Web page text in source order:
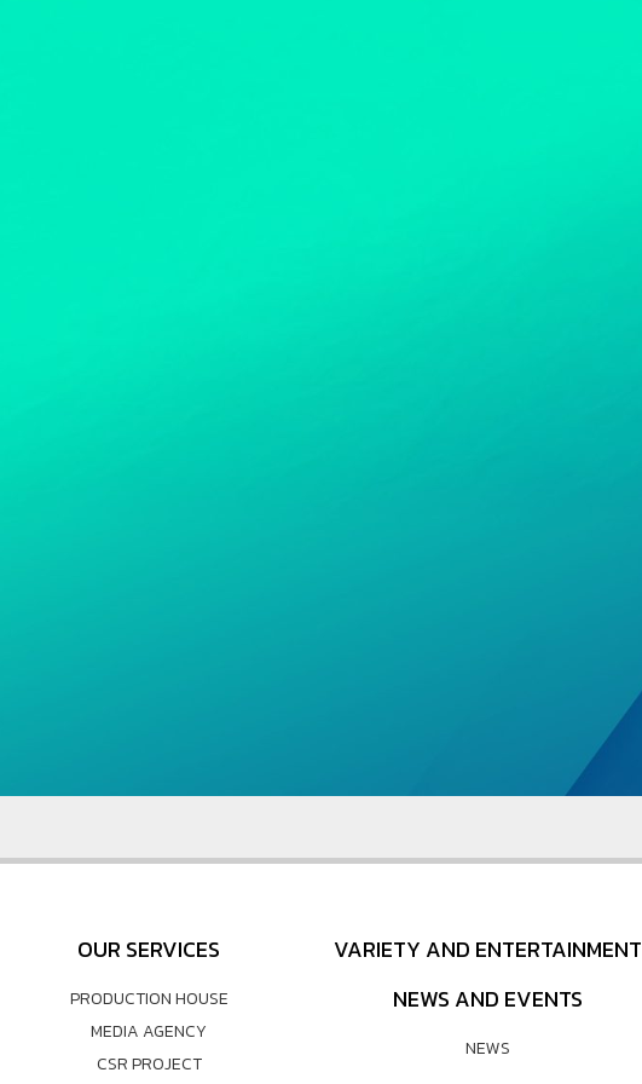
OUR SERVICES
PRODUCTION HOUSE
MEDIA AGENCY
CSR PROJECT
VARIETY AND ENTERTAINMENT
NEWS AND EVENTS
NEWS